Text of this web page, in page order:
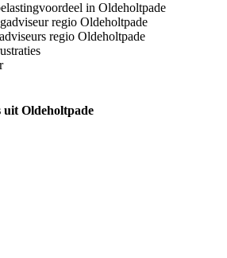
in Oldeholtpade
regio Oldeholtpade
regio Oldeholtpade
uit Oldeholtpade